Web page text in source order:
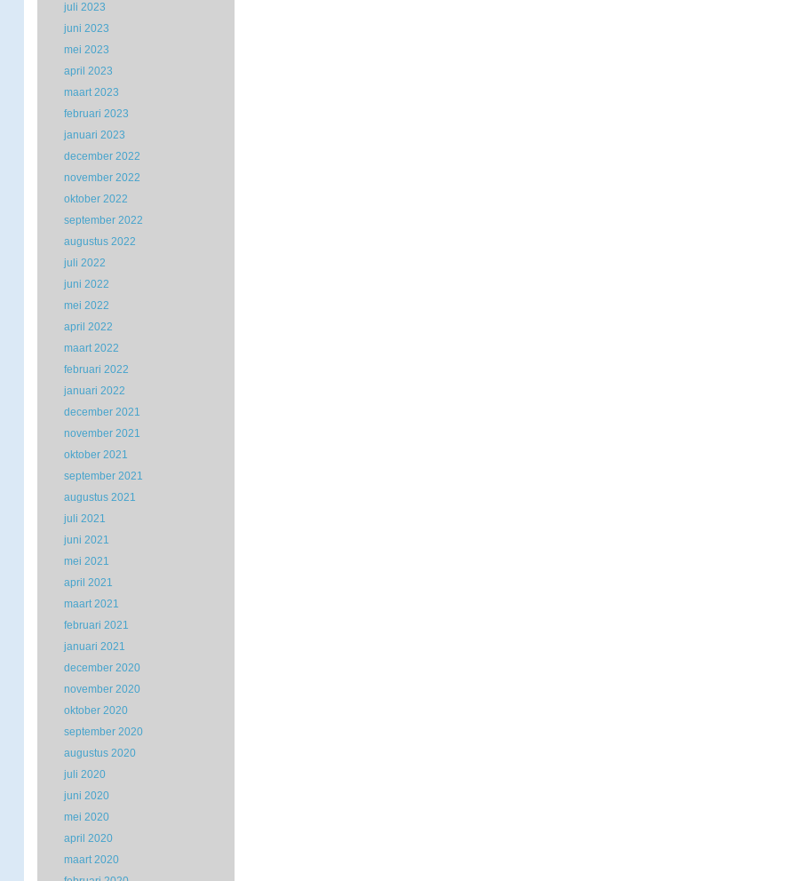
juli 2023
juni 2023
mei 2023
april 2023
maart 2023
februari 2023
januari 2023
december 2022
november 2022
oktober 2022
september 2022
augustus 2022
juli 2022
juni 2022
mei 2022
april 2022
maart 2022
februari 2022
januari 2022
december 2021
november 2021
oktober 2021
september 2021
augustus 2021
juli 2021
juni 2021
mei 2021
april 2021
maart 2021
februari 2021
januari 2021
december 2020
november 2020
oktober 2020
september 2020
augustus 2020
juli 2020
juni 2020
mei 2020
april 2020
maart 2020